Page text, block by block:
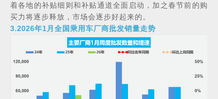
着各地的补贴细则和补贴通道全面启动，加之春节前的购
买力将逐步释放，市场会逐步好起来的。
3.2026年1月全国乘用车厂商批发销量走势